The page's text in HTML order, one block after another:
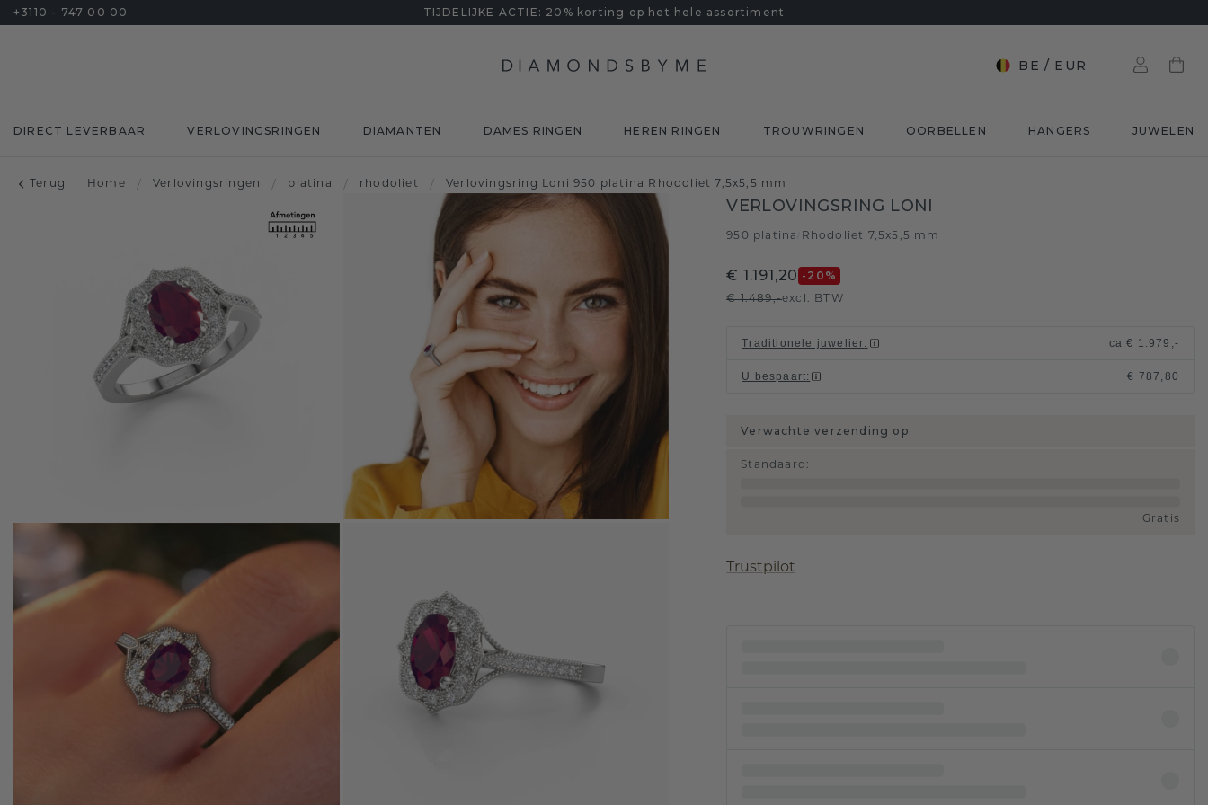
+3110 - 747 00 00 TIJDELIJKE ACTIE: 20% korting op het hele assortiment
BE / EUR
DIRECT LEVERBAAR VERLOVINGSRINGEN DIAMANTEN DAMES RINGEN HEREN RINGEN TROUWRINGEN OORBELLEN HANGERS JUWELEN
Terug Home / Verlovingsringen / platina / rhodoliet / Verlovingsring Loni 950 platina Rhodoliet 7,5x5,5 mm
VERLOVINGSRING LONI
950 platina Rhodoliet 7,5x5,5 mm
€ 1.191,20 -20 %
€ 1.489,-excl. BTW
Traditionele juwelier: ca.€ 1.979,-
U bespaart: € 787,80
Verwachte verzending op:
Standaard :
Gratis
Trustpilot